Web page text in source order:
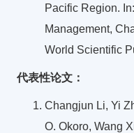
Pacific Region.
Management,
World Scientific
代表性论文：
Changjun Li, Yi
O. Okoro, Wang